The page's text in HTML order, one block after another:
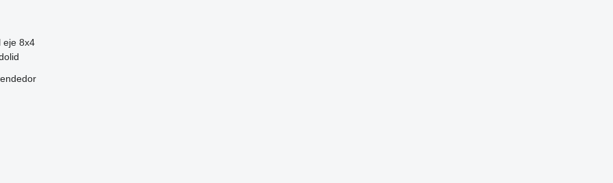
eje 8x4